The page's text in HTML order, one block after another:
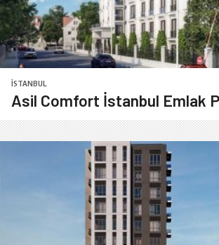
İSTANBUL
Asil Comfort İstanbul Emlak